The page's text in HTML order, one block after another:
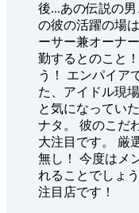
後...あの伝説の
の彼の活躍の場
ーサー兼オーナ
勤するとのこと
う！ エンパイア
た、アイドル現
と気になってい
ナタ。 彼のこだ
大注目です。 厳
無し！ 今度はメ
れることでしょ
注目店です！